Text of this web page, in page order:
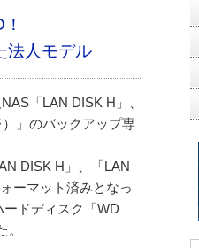
法人モデル
「LAN DISK H」、
」のバックアップ専
DISK H」、「LAN
ーマット済みとなっ
ドディスク「WD